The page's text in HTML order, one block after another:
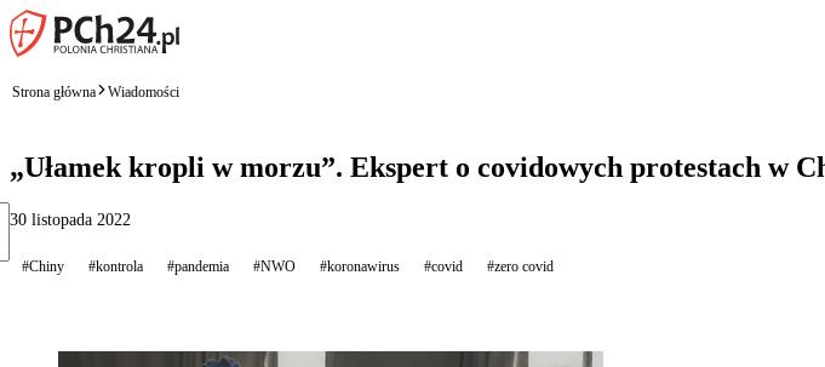
Strona główna Wiadomości
„Ułamek kropli w morzu”. Ekspert o covidowych protestach w
30 listopada 2022
#Chiny #kontrola #pandemia #NWO #koronawirus #covid #zero covid